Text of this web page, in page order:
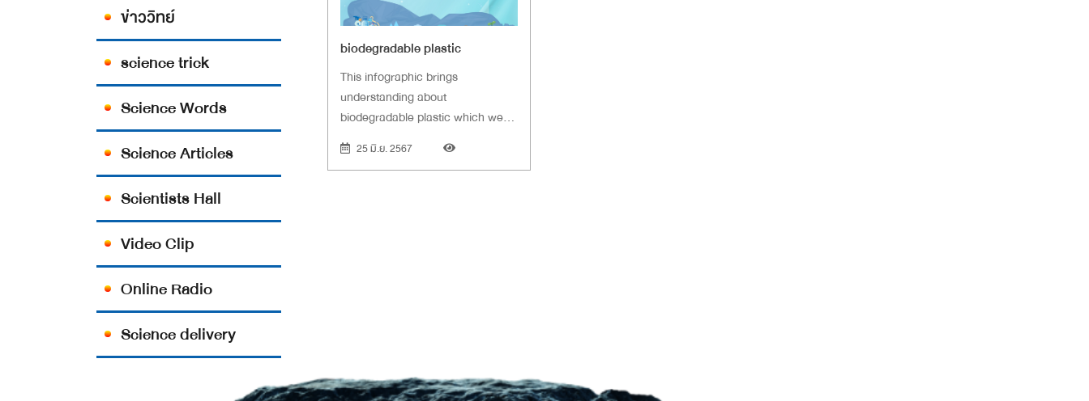
ข่าววิทย์
science trick
Science Words
Science Articles
Scientists Hall
Video Clip
Online Radio
Science delivery
biodegradable plastic
This infographic brings
understanding about
biodegradable plastic which we
understand that it can break down
naturally. However, they need the
25 มิ.ย. 2567